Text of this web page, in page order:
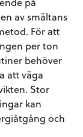
av smältans
För att
per ton
behöver
att väga
Stor
kan
och